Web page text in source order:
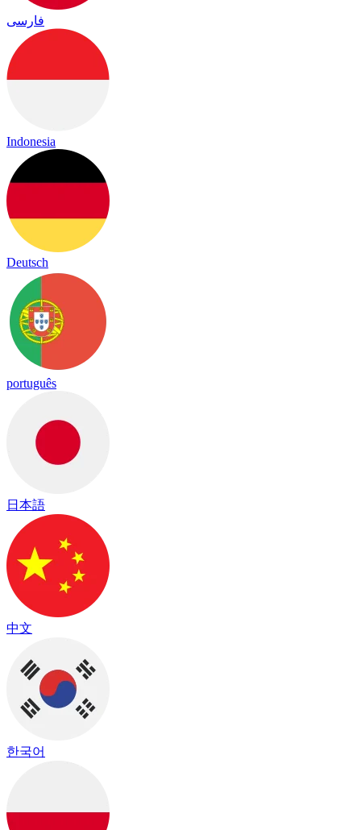
فارسی
Indonesia
Deutsch
português
日本語
中文
한국어